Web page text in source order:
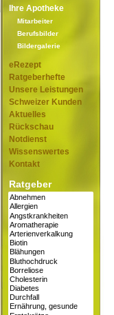
Ihre Apotheke
Mitarbeiter
Berufsbilder
Bildergalerie
eRezept
Ratgeberhefte
Unsere Leistungen
Schweizer Kunden
Aktuelles
Rückschau
Notdienst
Wissenswertes
Kontakt
Ratgeber